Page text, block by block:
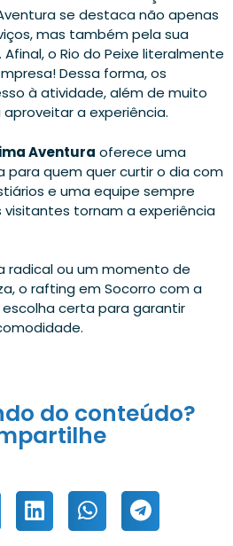
se destaca não apenas
mas também pela sua
o Rio do Peixe literalmente
Dessa forma, os
à atividade, além de muito
a experiência.
Aventura oferece uma
quem quer curtir o dia com
e uma equipe sempre
tornam a experiência
radical ou um momento de
o rafting em Socorro com a
certa para garantir
do conteúdo?